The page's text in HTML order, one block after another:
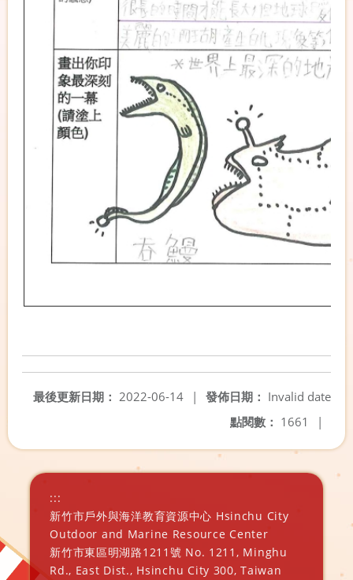
發佈日期： Invalid date
最後更新日期： 2022-06-14
|
點閱數： 1661 |
:::
新竹市戶外與海洋教育資源中心 Hsinchu City
Outdoor and Marine Resource Center
新竹市東區明湖路1211號 No. 1211, Minghu
Rd., East Dist., Hsinchu City 300, Taiwan